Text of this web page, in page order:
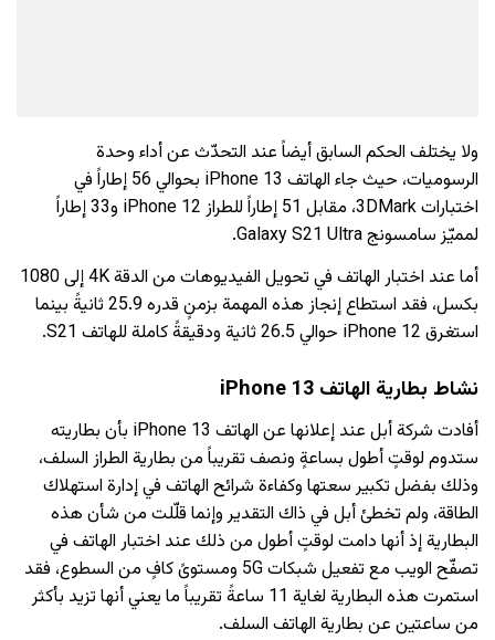
ولا يختلف الحكم السابق أيضاً عند التحدّث عن أداء وحدة
الرسوميات، حيث جاء الهاتف iPhone 13 بحوالي 56 إطاراً في
اختبارات 3DMark، مقابل 51 إطاراً للطراز iPhone 12 و33 إطاراً
لمميّز سامسونج Galaxy S21 Ultra.
أما عند اختبار الهاتف في تحويل الفيديوهات من الدقة 4K إلى 1080
بكسل، فقد استطاع إنجاز هذه المهمة بزمنٍ قدره 25.9 ثانيةً بينما
استغرق iPhone 12 حوالي 26.5 ثانية ودقيقةً كاملة للهاتف S21.
نشاط بطارية الهاتف iPhone 13
أفادت شركة أبل عند إعلانها عن الهاتف iPhone 13 بأن بطاريته
ستدوم لوقتٍ أطول بساعةٍ ونصف تقريباً من بطارية الطراز السلف،
وذلك بفضل تكبير سعتها وكفاءة شرائح الهاتف في إدارة استهلاك
الطاقة، ولم تخطئ أبل في ذاك التقدير وإنما قلّلت من شأن هذه
البطارية إذ أنها دامت لوقتٍ أطول من ذلك عند اختبار الهاتف في
تصفّح الويب مع تفعيل شبكات 5G ومستوىً كافٍ من السطوع، فقد
استمرت هذه البطارية لغاية 11 ساعةً تقريباً ما يعني أنها تزيد بأكثر
من ساعتين عن بطارية الهاتف السلف.